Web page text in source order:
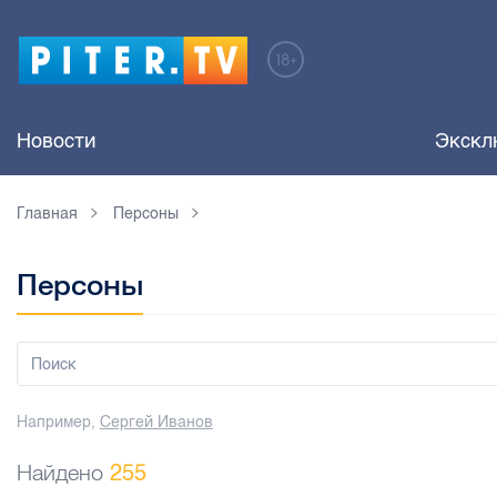
Новости
Главная Персоны
Персоны
Например, Сергей Иванов
Найдено 255